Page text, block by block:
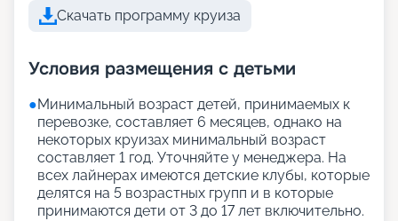
Скачать программу круиза
Условия размещения с детьми
●Минимальный возраст детей, принимаемых к
перевозке, составляет 6 месяцев, однако на
некоторых круизах минимальный возраст
составляет 1 год. Уточняйте у менеджера. На
всех лайнерах имеются детские клубы, которые
делятся на 5 возрастных групп и в которые
принимаются дети от 3 до 17 лет включительно.